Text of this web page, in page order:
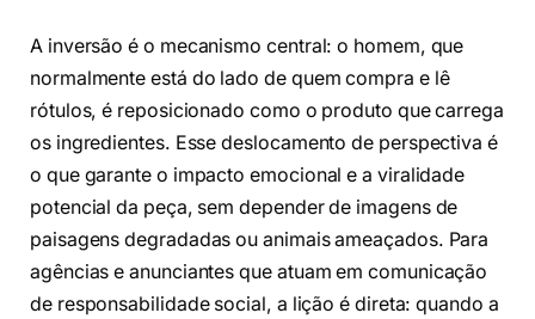
A inversão é o mecanismo central: o homem, que
normalmente está do lado de quem compra e lê
rótulos, é reposicionado como o produto que carrega
os ingredientes. Esse deslocamento de perspectiva é
o que garante o impacto emocional e a viralidade
potencial da peça, sem depender de imagens de
paisagens degradadas ou animais ameaçados. Para
agências e anunciantes que atuam em comunicação
de responsabilidade social, a lição é direta: quando a